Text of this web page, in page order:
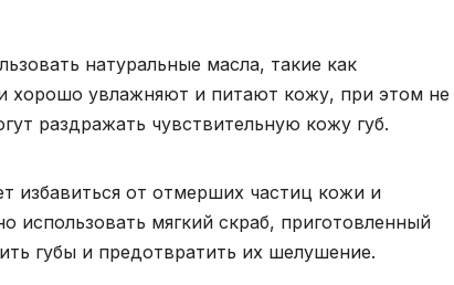
натуральные масла, такие как
хорошо увлажняют и питают кожу, при этом не
раздражать чувствительную кожу губ.
избавиться от отмерших частиц кожи и
использовать мягкий скраб, приготовленный
губы и предотвратить их шелушение.